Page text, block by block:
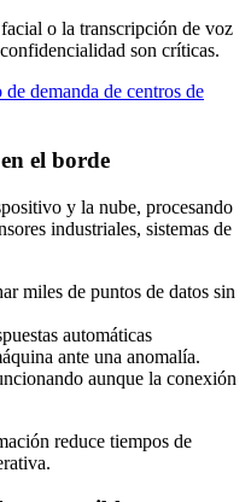
o la transcripción de voz
son críticas.
demanda de centros de
el borde
y la nube, procesando
industriales, sistemas de
miles de puntos de datos sin
automáticas
ante una anomalía.
aunque la conexión
reduce tiempos de